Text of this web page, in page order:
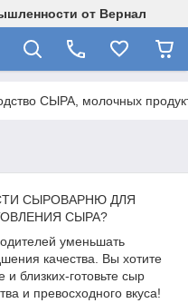
от Вернал
СЫРА, молочных
СЫРОВАРНЮ ДЛЯ
СЫРА?
уменьшать
качества. Вы хотите
близких-готовьте сыр
и превосходного вкуса!